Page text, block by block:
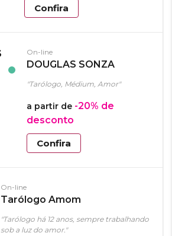
Confira
On-line
DOUGLAS SONZA
"Tarólogo, Médium, Amor"
a partir de -20% de
desconto
Confira
On-line
Tarólogo Amom
"Tarólogo há 12 anos, sempre trabalhando
sob a luz do amor."